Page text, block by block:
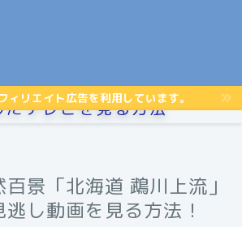
ィリエイト広告を利用しています。
たテレビを見る方法
景「北海道 鵡川上流」
し動画を見る方法！